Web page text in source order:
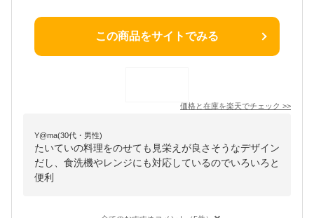
この商品をサイトでみる
価格と在庫を楽天でチェック >>
Y@ma(30代・男性)
たいていの料理をのせても見栄えが良さそうなデザイン
だし、食洗機やレンジにも対応しているのでいろいろと
便利